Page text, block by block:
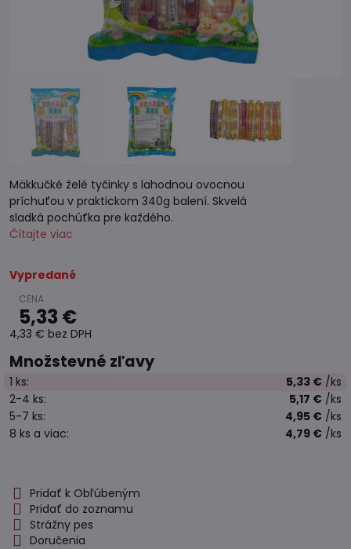
Mäkkučké želé tyčinky s lahodnou ovocnou
príchuťou v praktickom 340g balení. Skvelá
sladká pochúťka pre každého.
Čítajte viac
Vypredané
5,33 €
4,33 € bez DPH
Množstevné zľavy
1 ks: 5,33 € /ks
2-4 ks: 5,17 € /ks
5-7 ks: 4,95 € /ks
8 ks a viac: 4,79 € /ks
Pridať k Obľúbeným
Pridať do zoznamu
Strážny pes
Doručenia